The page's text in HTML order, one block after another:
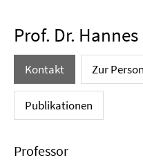
Prof. Dr.
Kontakt Zur Person
Publikationen
Professor